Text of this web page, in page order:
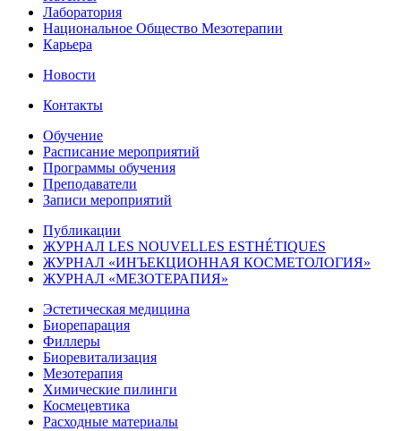
Лаборатория
Национальное Общество Мезотерапии
Карьера
Новости
Контакты
Обучение
Расписание мероприятий
Программы обучения
Преподаватели
Записи мероприятий
Публикации
ЖУРНАЛ LES NOUVELLES ESTHÉTIQUES
ЖУРНАЛ «ИНЪЕКЦИОННАЯ КОСМЕТОЛОГИЯ»
ЖУРНАЛ «МЕЗОТЕРАПИЯ»
Эстетическая медицина
Биорепарация
Филлеры
Биоревитализация
Мезотерапия
Химические пилинги
Космецевтика
Расходные материалы